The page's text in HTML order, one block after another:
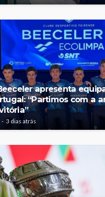
apresenta
“Partimos com a
3 dias atrás